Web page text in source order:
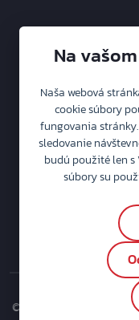
© MICROCOMP -
Na
Naša webová
cookie súbory
fungovania
sledovanie
budú použité len s
súbory su